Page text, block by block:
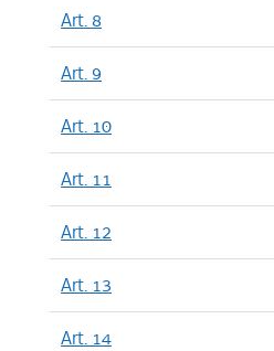
Art. 8
Art. 9
Art. 10
Art. 11
Art. 12
Art. 13
Art. 14